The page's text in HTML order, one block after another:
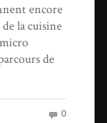
encore
la cuisine
de
0